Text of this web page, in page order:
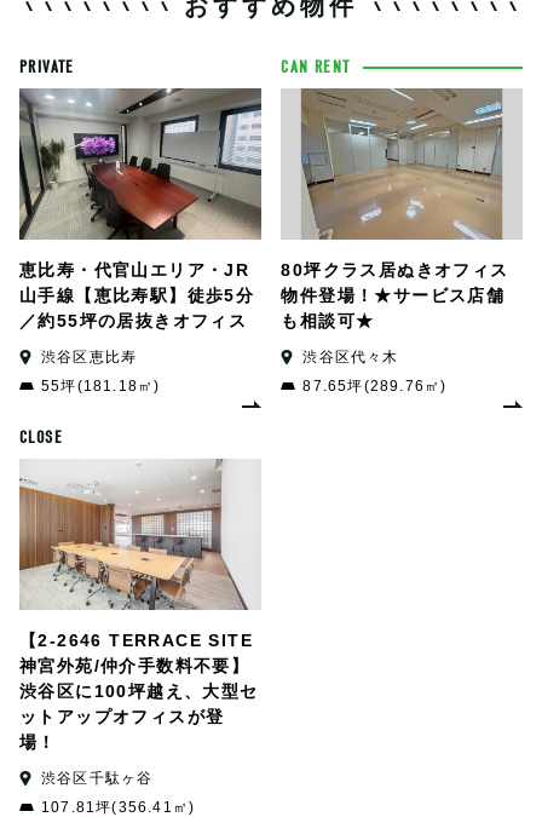
おすすめ物件
PRIVATE
恵比寿・代官山エリア・JR
山手線【恵比寿駅】徒歩5分
／約55坪の居抜きオフィス
渋谷区恵比寿
55坪(181.18㎡)
CAN RENT
80坪クラス居ぬきオフィス
物件登場！★サービス店舗
も相談可★
渋谷区代々木
87.65坪(289.76㎡)
CLOSE
【2-2646 TERRACE SITE
神宮外苑/仲介手数料不要】
渋谷区に100坪越え、大型セ
ットアップオフィスが登
場！
渋谷区千駄ヶ谷
107.81坪(356.41㎡)